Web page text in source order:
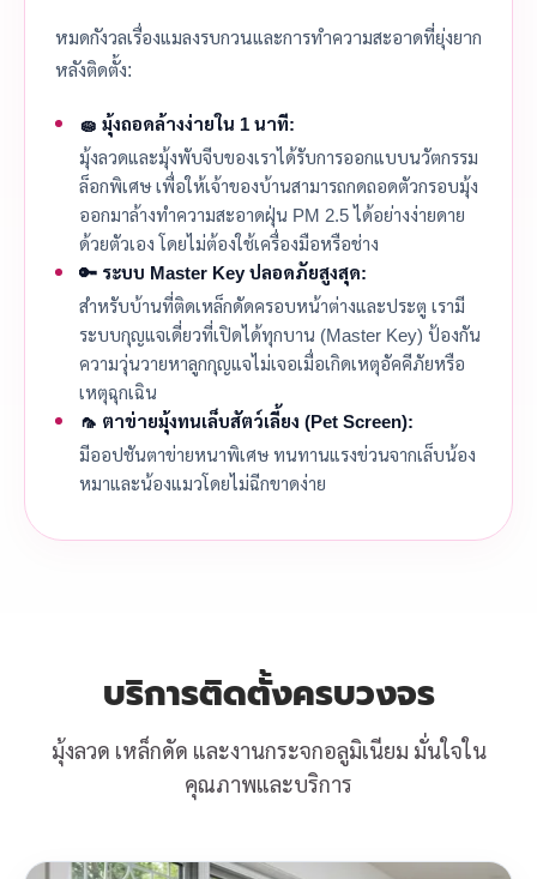
หมดกังวลเรื่องแมลงรบกวนและการทำความสะอาดที่ยุ่งยาก
หลังติดตั้ง:
🧽 มุ้งถอดล้างง่ายใน 1 นาที:
มุ้งลวดและมุ้งพับจีบของเราได้รับการออกแบบนวัตกรรม
ล็อกพิเศษ เพื่อให้เจ้าของบ้านสามารถกดถอดตัวกรอบมุ้ง
ออกมาล้างทำความสะอาดฝุ่น PM 2.5 ได้อย่างง่ายดาย
ด้วยตัวเอง โดยไม่ต้องใช้เครื่องมือหรือช่าง
🔑 ระบบ Master Key ปลอดภัยสูงสุด:
สำหรับบ้านที่ติดเหล็กดัดครอบหน้าต่างและประตู เรามี
ระบบกุญแจเดี่ยวที่เปิดได้ทุกบาน (Master Key) ป้องกัน
ความวุ่นวายหาลูกกุญแจไม่เจอเมื่อเกิดเหตุอัคคีภัยหรือ
เหตุฉุกเฉิน
🦟 ตาข่ายมุ้งทนเล็บสัตว์เลี้ยง (Pet Screen):
มีออปชันตาข่ายหนาพิเศษ ทนทานแรงข่วนจากเล็บน้อง
หมาและน้องแมวโดยไม่ฉีกขาดง่าย
บริการติดตั้งครบวงจร
มุ้งลวด เหล็กดัด และงานกระจกอลูมิเนียม มั่นใจใน
คุณภาพและบริการ